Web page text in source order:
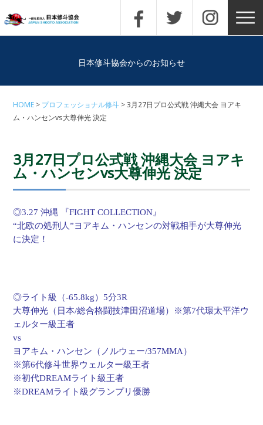
日本修斗協会からのお知らせ
HOME プロフェッショナル修斗
3月27日プロ公式戦 沖縄大会 ヨアキ
ム・ハンセンvs大尊伸光 決定
3月27日プロ公式戦 沖縄大会 ヨアキ
ム・ハンセンvs大尊伸光 決定
◎3.27 沖縄 『FIGHT COLLECTION』
“北欧の処刑人”ヨアキム・ハンセンの対戦相手が大尊伸光
に決定！
◎ライト級（-65.8kg）5分3R
大尊伸光（日本/総合格闘技津田沼道場）※第7代環太平洋ウ
ェルター級王者
vs
ヨアキム・ハンセン（ノルウェー/357MMA）
※第6代修斗世界ウェルター級王者
※初代DREAMライト級王者
※DREAMライト級グランプリ優勝